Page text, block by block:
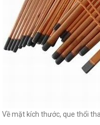
Về mặt kích thước, que thổi